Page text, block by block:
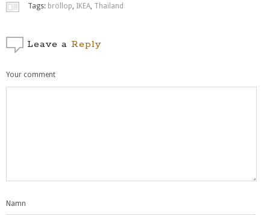
Tags: bröllop IKEA Thailand
Leave a Reply
Your comment
Namn